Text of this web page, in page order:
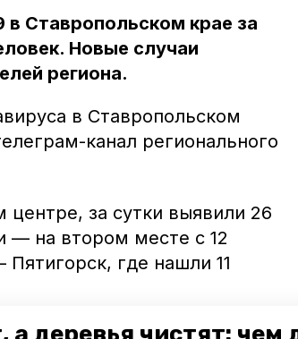
в Ставропольском крае за
Новые случаи
региона.
в Ставропольском
канал регионального
за сутки выявили 26
— на втором месте с 12
где нашли 11
Лермонтове, в Ипатовском,